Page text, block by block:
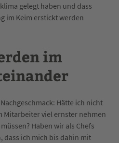
gelegt haben und dass
im Keim erstickt werden
im
Hätte ich nicht
Mitarbeiter viel ernster nehmen
Haben wir als Chefs
dass ich mich bis dahin mit